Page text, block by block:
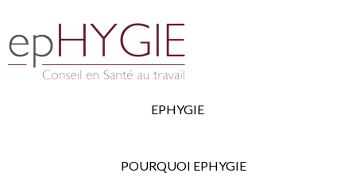
EPHYGIE
POURQUOI EPHYGIE